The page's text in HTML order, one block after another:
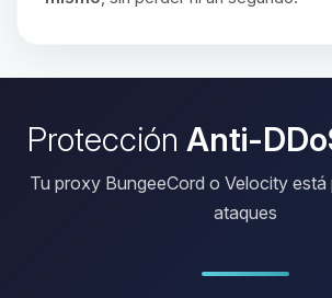
Protección Anti-
Tu proxy BungeeCord o Velocity
ataques